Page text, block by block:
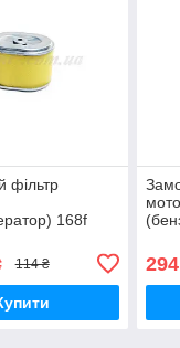
фільтр
168f
114 ₴ 294